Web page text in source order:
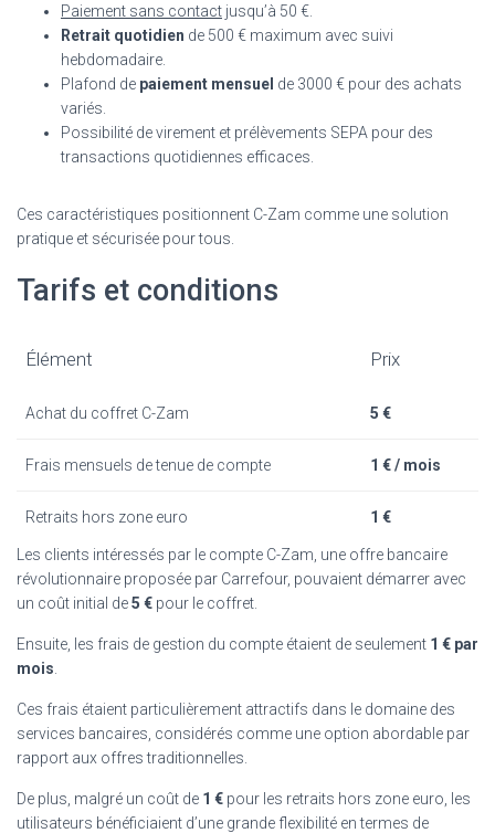
Paiement sans contact jusqu’à 50 €.
Retrait quotidien de 500 € maximum avec suivi
hebdomadaire.
Plafond de paiement mensuel de 3000 € pour des achats
variés.
Possibilité de virement et prélèvements SEPA pour des
transactions quotidiennes efficaces.
Ces caractéristiques positionnent C-Zam comme une solution
pratique et sécurisée pour tous.
Tarifs et conditions
Élément Prix
Achat du coffret C-Zam 5 €
Frais mensuels de tenue de compte 1 € / mois
Retraits hors zone euro 1 €
Les clients intéressés par le compte C-Zam, une offre bancaire
révolutionnaire proposée par Carrefour, pouvaient démarrer avec
un coût initial de5 € pour le coffret.
Ensuite, les frais de gestion du compte étaient de seulement 1 € par
mois
Ces frais étaient particulièrement attractifs dans le domaine des
services bancaires, considérés comme une option abordable par
rapport aux offres traditionnelles.
De plus, malgré un coût de 1 € pour les retraits hors zone euro, les
utilisateurs bénéficiaient d’une grande flexibilité en termes de